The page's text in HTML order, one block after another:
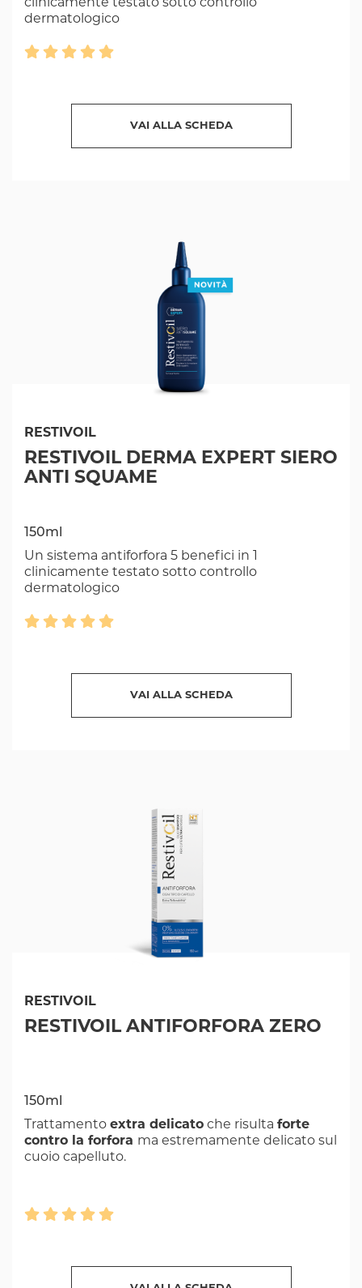
clinicamente testato sotto controllo
dermatologico
VAI ALLA SCHEDA
RESTIVOIL
RESTIVOIL DERMA EXPERT SIERO
ANTI SQUAME
150ml
Un sistema antiforfora 5 benefici in 1
clinicamente testato sotto controllo
dermatologico
VAI ALLA SCHEDA
RESTIVOIL
RESTIVOIL ANTIFORFORA ZERO
150ml
Trattamento extra delicato che risulta forte
contro la forfora ma estremamente delicato sul
cuoio capelluto.